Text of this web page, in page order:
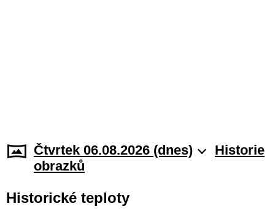
Čtvrtek 06.08.2026 (dnes)
Historie
obrazků
Historické teploty